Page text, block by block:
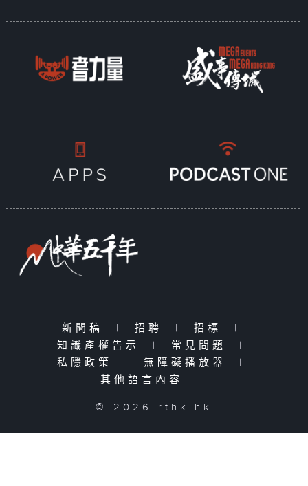
新聞稿 | 招聘 | 招標
|
知識產權告示
| 常見問題
|
私隱政策
| 無障礙播放器
|
其他語言內容
|
© 2026 rthk.hk